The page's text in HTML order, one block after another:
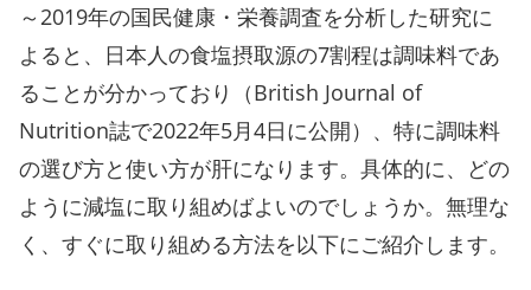
～2019年の国民健康・栄養調査を分析した研究に
よると、日本人の食塩摂取源の7割程は調味料であ
ることが分かっており（British Journal of
Nutrition誌で2022年5月4日に公開）、特に調味料
の選び方と使い方が肝になります。具体的に、どの
ように減塩に取り組めばよいのでしょうか。無理な
く、すぐに取り組める方法を以下にご紹介します。